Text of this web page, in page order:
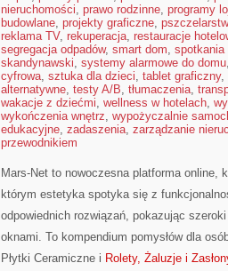
nieruchomości, prawo rodzinne, programy
budowlane, projekty graficzne,
reklama TV, rekuperacja, restauracje
segregacja odpadów, smart dom, spotkania
skandynawski, systemy alarmowe do domu,
cyfrowa, sztuka dla dzieci, tablet graficzny,
alternatywne, testy A/B, tłumaczenia,
wakacje z dziećmi, wellness w hotelach,
wykończenia wnętrz, wypożyczalnie
edukacyjne, zadaszenia, zarządzanie
przewodnikiem
Mars-Net to nowoczesna platforma online,
którym estetyka spotyka się z
odpowiednich rozwiązań, pokazując
oknami. To kompendium pomysłów dla
Płytki Ceramiczne i Rolety, Żaluzje i